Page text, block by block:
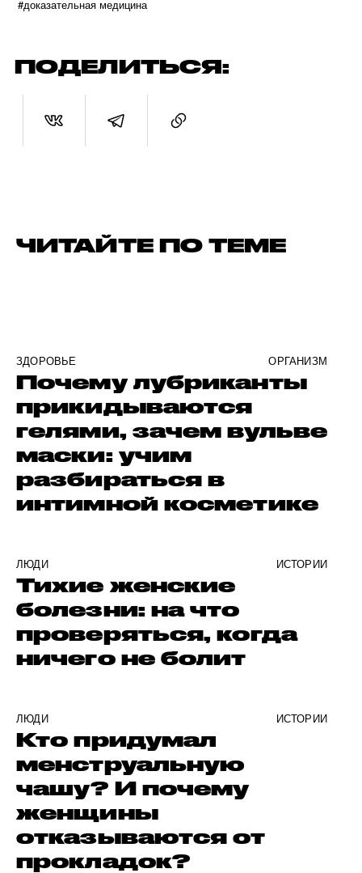
#доказательная медицина
ПОДЕЛИТЬСЯ:
ЧИТАЙТЕ ПО ТЕМЕ
ЗДОРОВЬЕ ОРГАНИЗМ
Почему лубриканты
прикидываются
гелями, зачем вульве
маски: учим
разбираться в
интимной косметике
ЛЮДИ ИСТОРИИ
Тихие женские
болезни: на что
проверяться, когда
ничего не болит
ЛЮДИ ИСТОРИИ
Кто придумал
менструальную
чашу? И почему
женщины
отказываются от
прокладок?